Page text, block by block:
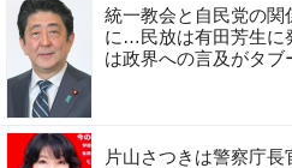
統一教会と自民党の
に…民放は有田芳生に
は政界への言及がタブ
片山さつきは警察庁長